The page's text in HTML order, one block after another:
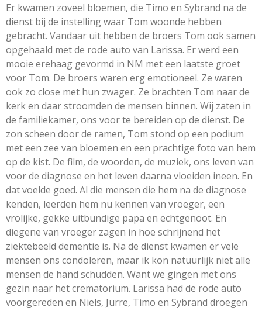
Er kwamen zoveel bloemen, die Timo en Sybrand na de
dienst bij de instelling waar Tom woonde hebben
gebracht. Vandaar uit hebben de broers Tom ook samen
opgehaald met de rode auto van Larissa. Er werd een
mooie erehaag gevormd in NM met een laatste groet
voor Tom. De broers waren erg emotioneel. Ze waren
ook zo close met hun zwager. Ze brachten Tom naar de
kerk en daar stroomden de mensen binnen. Wij zaten in
de familiekamer, ons voor te bereiden op de dienst. De
zon scheen door de ramen, Tom stond op een podium
met een zee van bloemen en een prachtige foto van hem
op de kist. De film, de woorden, de muziek, ons leven van
voor de diagnose en het leven daarna vloeiden ineen. En
dat voelde goed. Al die mensen die hem na de diagnose
kenden, leerden hem nu kennen van vroeger, een
vrolijke, gekke uitbundige papa en echtgenoot. En
diegene van vroeger zagen in hoe schrijnend het
ziektebeeld dementie is. Na de dienst kwamen er vele
mensen ons condoleren, maar ik kon natuurlijk niet alle
mensen de hand schudden. Want we gingen met ons
gezin naar het crematorium. Larissa had de rode auto
voorgereden en Niels, Jurre, Timo en Sybrand droegen